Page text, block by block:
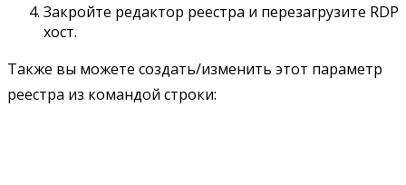
Закройте редактор реестра и перезагрузите RDP
хост.
Также вы можете создать/изменить этот параметр
реестра из командой строки: